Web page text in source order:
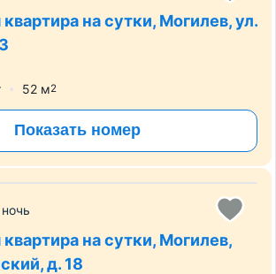
на сутки, Могилев, ул.
52 м2
Показать номер
на сутки, Могилев,
д. 18